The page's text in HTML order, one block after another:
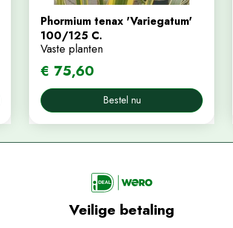
Phormium tenax 'Variegatum'
100/125 C.
Vaste planten
€ 75,60
Bestel nu
Veilige betaling